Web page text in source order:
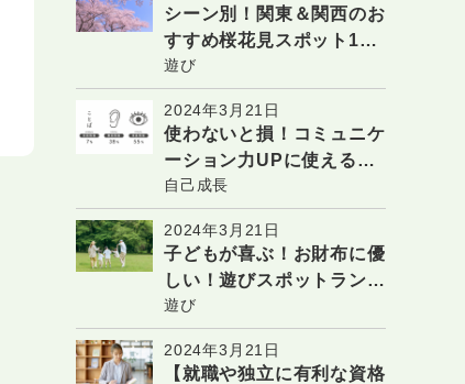
シーン別！関東＆関西のお
すすめ桜花見スポット10
選
遊び
2024年3月21日
使わないと損！コミュニケ
ーション力UPに使えるメ
ラビアンの法則の活用法
自己成長
2024年3月21日
子どもが喜ぶ！お財布に優
しい！遊びスポットランキ
ング(関東エリアver.)
遊び
2024年3月21日
【就職や独立に有利な資格